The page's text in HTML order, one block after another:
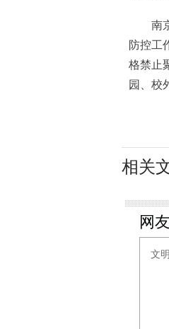
南京
防控工
格禁止
园、校
相关